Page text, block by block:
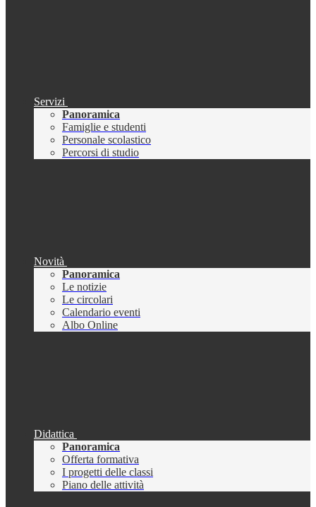
Servizi
Panoramica
Famiglie e studenti
Personale scolastico
Percorsi di studio
Novità
Panoramica
Le notizie
Le circolari
Calendario eventi
Albo Online
Didattica
Panoramica
Offerta formativa
I progetti delle classi
Piano delle attività